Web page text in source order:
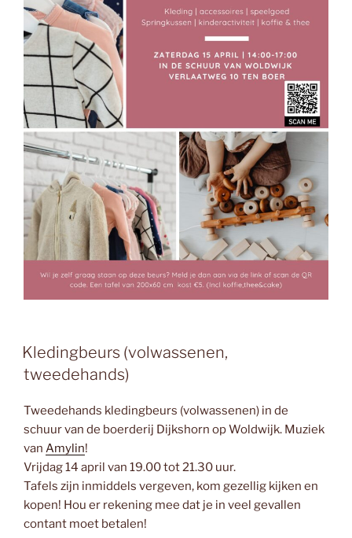
Kledingbeurs (volwassenen,
tweedehands)
Tweedehands kledingbeurs (volwassenen) in de
schuur van de boerderij Dijkshorn op Woldwijk. Muziek
van Amylin!
Vrijdag 14 april van 19.00 tot 21.30 uur.
Tafels zijn inmiddels vergeven, kom gezellig kijken en
kopen! Hou er rekening mee dat je in veel gevallen
contant moet betalen!